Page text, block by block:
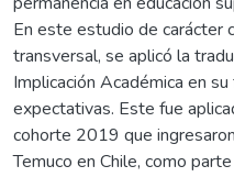
En este estudio de carácter
transversal, se aplicó la
Implicación Académica en
expectativas. Este fue
cohorte 2019 que
Temuco en Chile, como